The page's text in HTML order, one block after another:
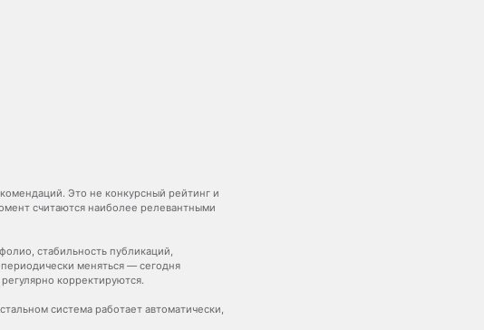
Это не конкурсный рейтинг и
считаются наиболее релевантными
стабильность публикаций,
меняться — сегодня
корректируются.
система работает автоматически,